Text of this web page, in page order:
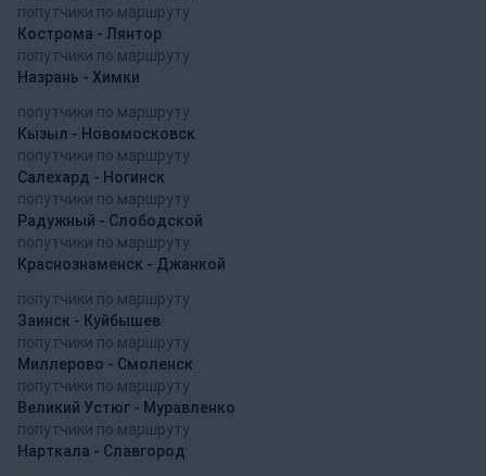
попутчики по маршруту
Кострома - Лянтор
попутчики по маршруту
Назрань - Химки
попутчики по маршруту
Кызыл - Новомосковск
попутчики по маршруту
Салехард - Ногинск
попутчики по маршруту
Радужный - Слободской
попутчики по маршруту
Краснознаменск - Джанкой
попутчики по маршруту
Заинск - Куйбышев
попутчики по маршруту
Миллерово - Смоленск
попутчики по маршруту
Великий Устюг - Муравленко
попутчики по маршруту
Нарткала - Славгород